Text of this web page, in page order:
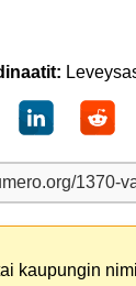
kaupungin